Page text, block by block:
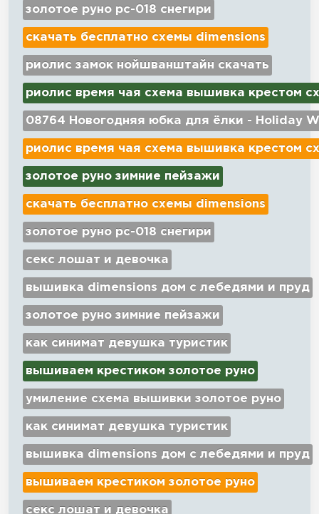
золотое руно рс-018 снегири
скачать бесплатно схемы dimensions
риолис замок нойшванштайн скачать
риолис время чая схема вышивка крестом
08764 Новогодняя юбка для ёлки - Holiday
риолис время чая схема вышивка крестом
золотое руно зимние пейзажи
скачать бесплатно схемы dimensions
золотое руно рс-018 снегири
секс лошат и девочка
вышивка dimensions дом с лебедями и пруд
золотое руно зимние пейзажи
как синимат девушка туристик
вышиваем крестиком золотое руно
умиление схема вышивки золотое руно
как синимат девушка туристик
вышивка dimensions дом с лебедями и пруд
вышиваем крестиком золотое руно
секс лошат и девочка